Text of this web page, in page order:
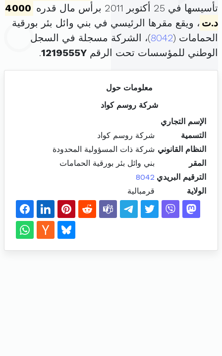
تأسيسها في 25 أكتوبر 2011 برأس مال قدره
4000
د.ت ، ويقع مقرها الرئيسي في بني وائل بئر بورقية
الحمامات (8042)، الشركة مسجلة في السجل
الوطني للمؤسسات تحت الرقم 1219555Y
.
معلومات حول
شركة روسم كواد
الإسم التجاري
التسمية
شركة روسم كواد
النظام القانوني شركة ذات المسؤولية المحدودة
المقر
بني وائل بئر بورقية الحمامات
الترقيم البريدي 8042
الولاية
قرمبالية